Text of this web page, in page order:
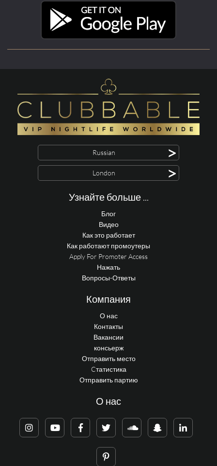
Russian >
London >
Узнайте больше ...
Блог
Видео
Как это работает
Как работают промоутеры
Apply For Promoter Access
Нажать
Вопросы-Ответы
Компания
О нас
Контакты
Вакансии
консьерж
Отправить место
Cтатистика
Отправить партию
О нас